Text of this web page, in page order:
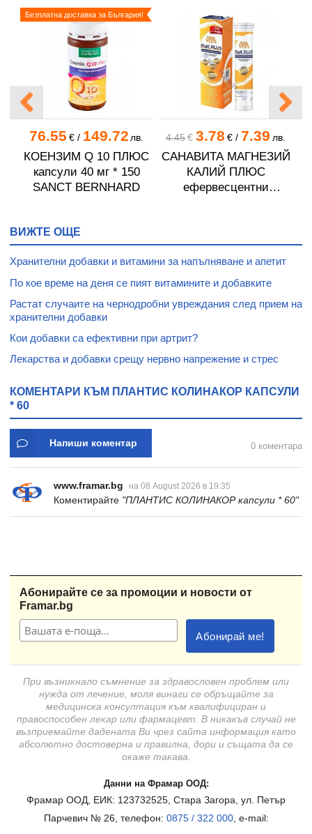
76.55 €/ 149.72 лв.
КОЕНЗИМ Q 10 ПЛЮС
капсули 40 мг * 150
SANCT BERNHARD
Безплатна доставка за България!
4.45€ 3.78 €/ 7.39 лв.
САНАВИТА МАГНЕЗИЙ
КАЛИЙ ПЛЮС
ефервесцентни
ВИЖТЕ ОЩЕ
Хранителни добавки и витамини за напълняване и апетит
По кое време на деня се пият витамините и добавките
Растат случаите на чернодробни увреждания след прием на
хранителни добавки
Кои добавки са ефективни при артрит?
Лекарства и добавки срещу нервно напрежение и стрес
КОМЕНТАРИ КЪМ ПЛАНТИС КОЛИНАКОР КАПСУЛИ
* 60
Напиши коментар 0 коментара
www.framar.bg на 08 August 2026 в 19:35
Коментирайте "ПЛАНТИС КОЛИНАКОР капсули * 60"
Абонирайте се за промоции и новости от
Framar.bg
При възникнало съмнение за здравословен проблем или
нужда от лечение, моля винаги се обръщайте за
медицинска консултация към квалифициран и
правоспособен лекар или фармацевт. В никакъв случай не
възприемайте дадената Ви чрез сайта информация като
абсолютно достоверна и правилна, дори и същата да се
окаже такава.
Данни на Фрамар ООД:
Фрамар ООД, ЕИК: 123732525, Стара Загора, ул. Петър
Парчевич № 26, телефон: 0875 / 322 000, e-mail: